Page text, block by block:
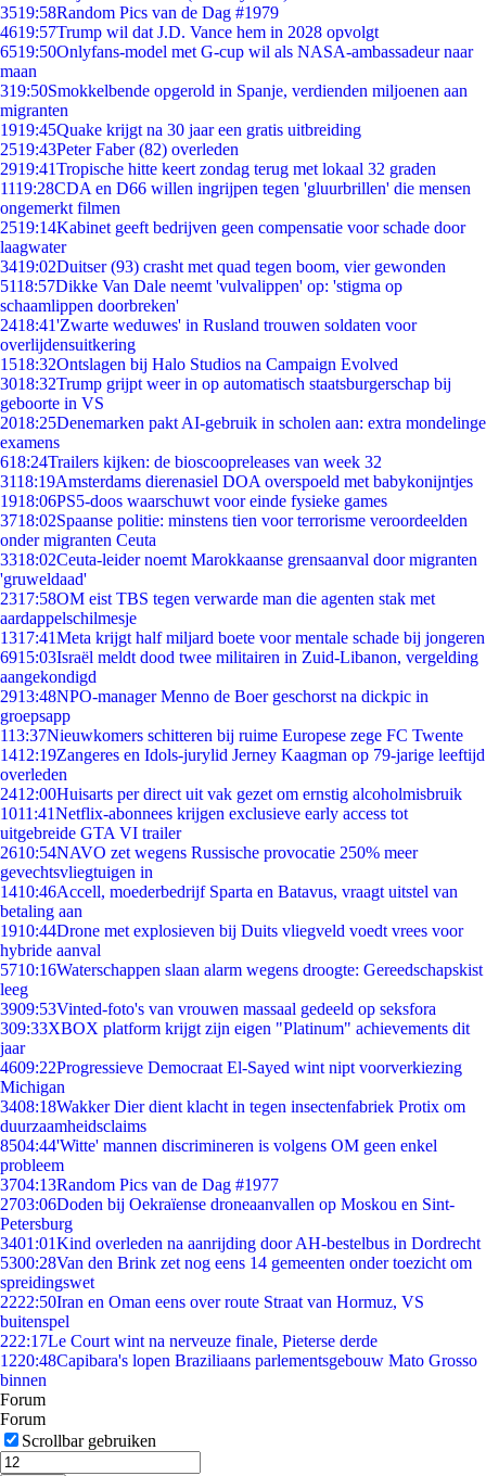
3519:58Random Pics van de Dag #1979
4619:57Trump wil dat J.D. Vance hem in 2028 opvolgt
6519:50Onlyfans-model met G-cup wil als NASA-ambassadeur naar
maan
319:50Smokkelbende opgerold in Spanje, verdienden miljoenen aan
migranten
1919:45Quake krijgt na 30 jaar een gratis uitbreiding
2519:43Peter Faber (82) overleden
2919:41Tropische hitte keert zondag terug met lokaal 32 graden
1119:28CDA en D66 willen ingrijpen tegen 'gluurbrillen' die mensen
ongemerkt filmen
2519:14Kabinet geeft bedrijven geen compensatie voor schade door
laagwater
3419:02Duitser (93) crasht met quad tegen boom, vier gewonden
5118:57Dikke Van Dale neemt 'vulvalippen' op: 'stigma op
schaamlippen doorbreken'
2418:41'Zwarte weduwes' in Rusland trouwen soldaten voor
overlijdensuitkering
1518:32Ontslagen bij Halo Studios na Campaign Evolved
3018:32Trump grijpt weer in op automatisch staatsburgerschap bij
geboorte in VS
2018:25Denemarken pakt AI-gebruik in scholen aan: extra mondelinge
examens
618:24Trailers kijken: de bioscoopreleases van week 32
3118:19Amsterdams dierenasiel DOA overspoeld met babykonijntjes
1918:06PS5-doos waarschuwt voor einde fysieke games
3718:02Spaanse politie: minstens tien voor terrorisme veroordeelden
onder migranten Ceuta
3318:02Ceuta-leider noemt Marokkaanse grensaanval door migranten
'gruweldaad'
2317:58OM eist TBS tegen verwarde man die agenten stak met
aardappelschilmesje
1317:41Meta krijgt half miljard boete voor mentale schade bij jongeren
6915:03Israël meldt dood twee militairen in Zuid-Libanon, vergelding
aangekondigd
2913:48NPO-manager Menno de Boer geschorst na dickpic in
groepsapp
113:37Nieuwkomers schitteren bij ruime Europese zege FC Twente
1412:19Zangeres en Idols-jurylid Jerney Kaagman op 79-jarige leeftijd
overleden
2412:00Huisarts per direct uit vak gezet om ernstig alcoholmisbruik
1011:41Netflix-abonnees krijgen exclusieve early access tot
uitgebreide GTA VI trailer
2610:54NAVO zet wegens Russische provocatie 250% meer
gevechtsvliegtuigen in
1410:46Accell, moederbedrijf Sparta en Batavus, vraagt uitstel van
betaling aan
1910:44Drone met explosieven bij Duits vliegveld voedt vrees voor
hybride aanval
5710:16Waterschappen slaan alarm wegens droogte: Gereedschapskist
leeg
3909:53Vinted-foto's van vrouwen massaal gedeeld op seksfora
309:33XBOX platform krijgt zijn eigen "Platinum" achievements dit
jaar
4609:22Progressieve Democraat El-Sayed wint nipt voorverkiezing
Michigan
3408:18Wakker Dier dient klacht in tegen insectenfabriek Protix om
duurzaamheidsclaims
8504:44'Witte' mannen discrimineren is volgens OM geen enkel
probleem
3704:13Random Pics van de Dag #1977
2703:06Doden bij Oekraïense droneaanvallen op Moskou en Sint-
Petersburg
3401:01Kind overleden na aanrijding door AH-bestelbus in Dordrecht
5300:28Van den Brink zet nog eens 14 gemeenten onder toezicht om
spreidingswet
2222:50Iran en Oman eens over route Straat van Hormuz, VS
buitenspel
222:17Le Court wint na nerveuze finale, Pieterse derde
1220:48Capibara's lopen Braziliaans parlementsgebouw Mato Grosso
binnen
Forum
Forum
Scrollbar gebruiken